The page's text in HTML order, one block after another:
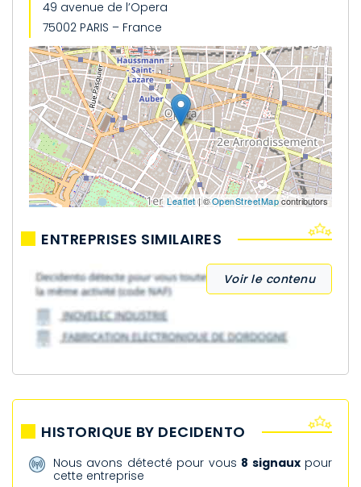
49 avenue de l’Opera
75002 PARIS – France
Leaflet| ©OpenStreetMapcontributors
ENTREPRISES SIMILAIRES
Voir le contenu
HISTORIQUE BY DECIDENTO
Nous avons détecté pour vous 8 signauxpour
cette entreprise